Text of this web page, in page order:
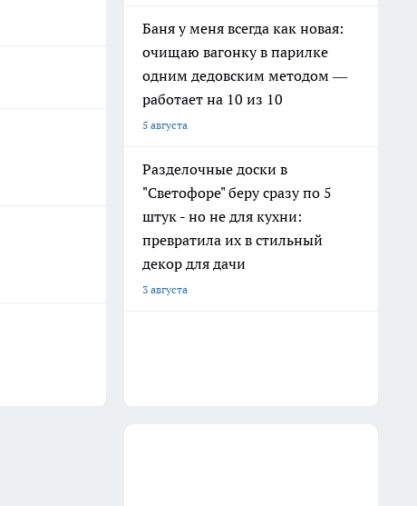
Баня у меня всегда как новая:
очищаю вагонку в парилке
одним дедовским методом —
работает на 10 из 10
5 августа
Разделочные доски в
"Светофоре" беру сразу по 5
штук - но не для кухни:
превратила их в стильный
декор для дачи
3 августа